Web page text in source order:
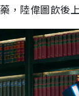
，陸偉圖飲後